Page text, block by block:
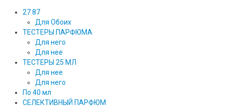
27 87
Для Обоих
ТЕСТЕРЫ ПАРФЮМА
Для него
Для нее
ТЕСТЕРЫ 25 МЛ
Для нее
Для него
По 40 мл
СЕЛЕКТИВНЫЙ ПАРФЮМ